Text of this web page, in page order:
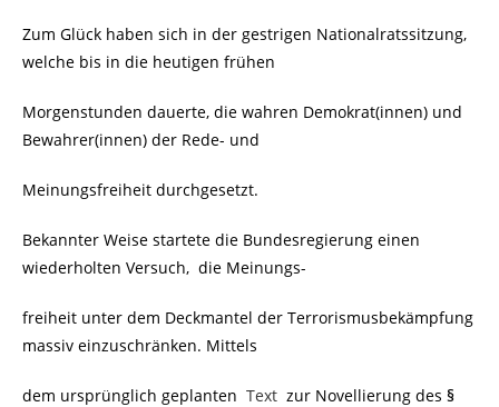
Zum Glück haben sich in der gestrigen Nationalratssitzung,
welche bis in die heutigen frühen
Morgenstunden dauerte, die wahren Demokrat(innen) und
Bewahrer(innen) der Rede- und
Meinungsfreiheit durchgesetzt.
Bekannter Weise startete die Bundesregierung einen
wiederholten Versuch, die Meinungs-
freiheit unter dem Deckmantel der Terrorismusbekämpfung
massiv einzuschränken. Mittels
dem ursprünglich geplanten Text zur Novellierung des §